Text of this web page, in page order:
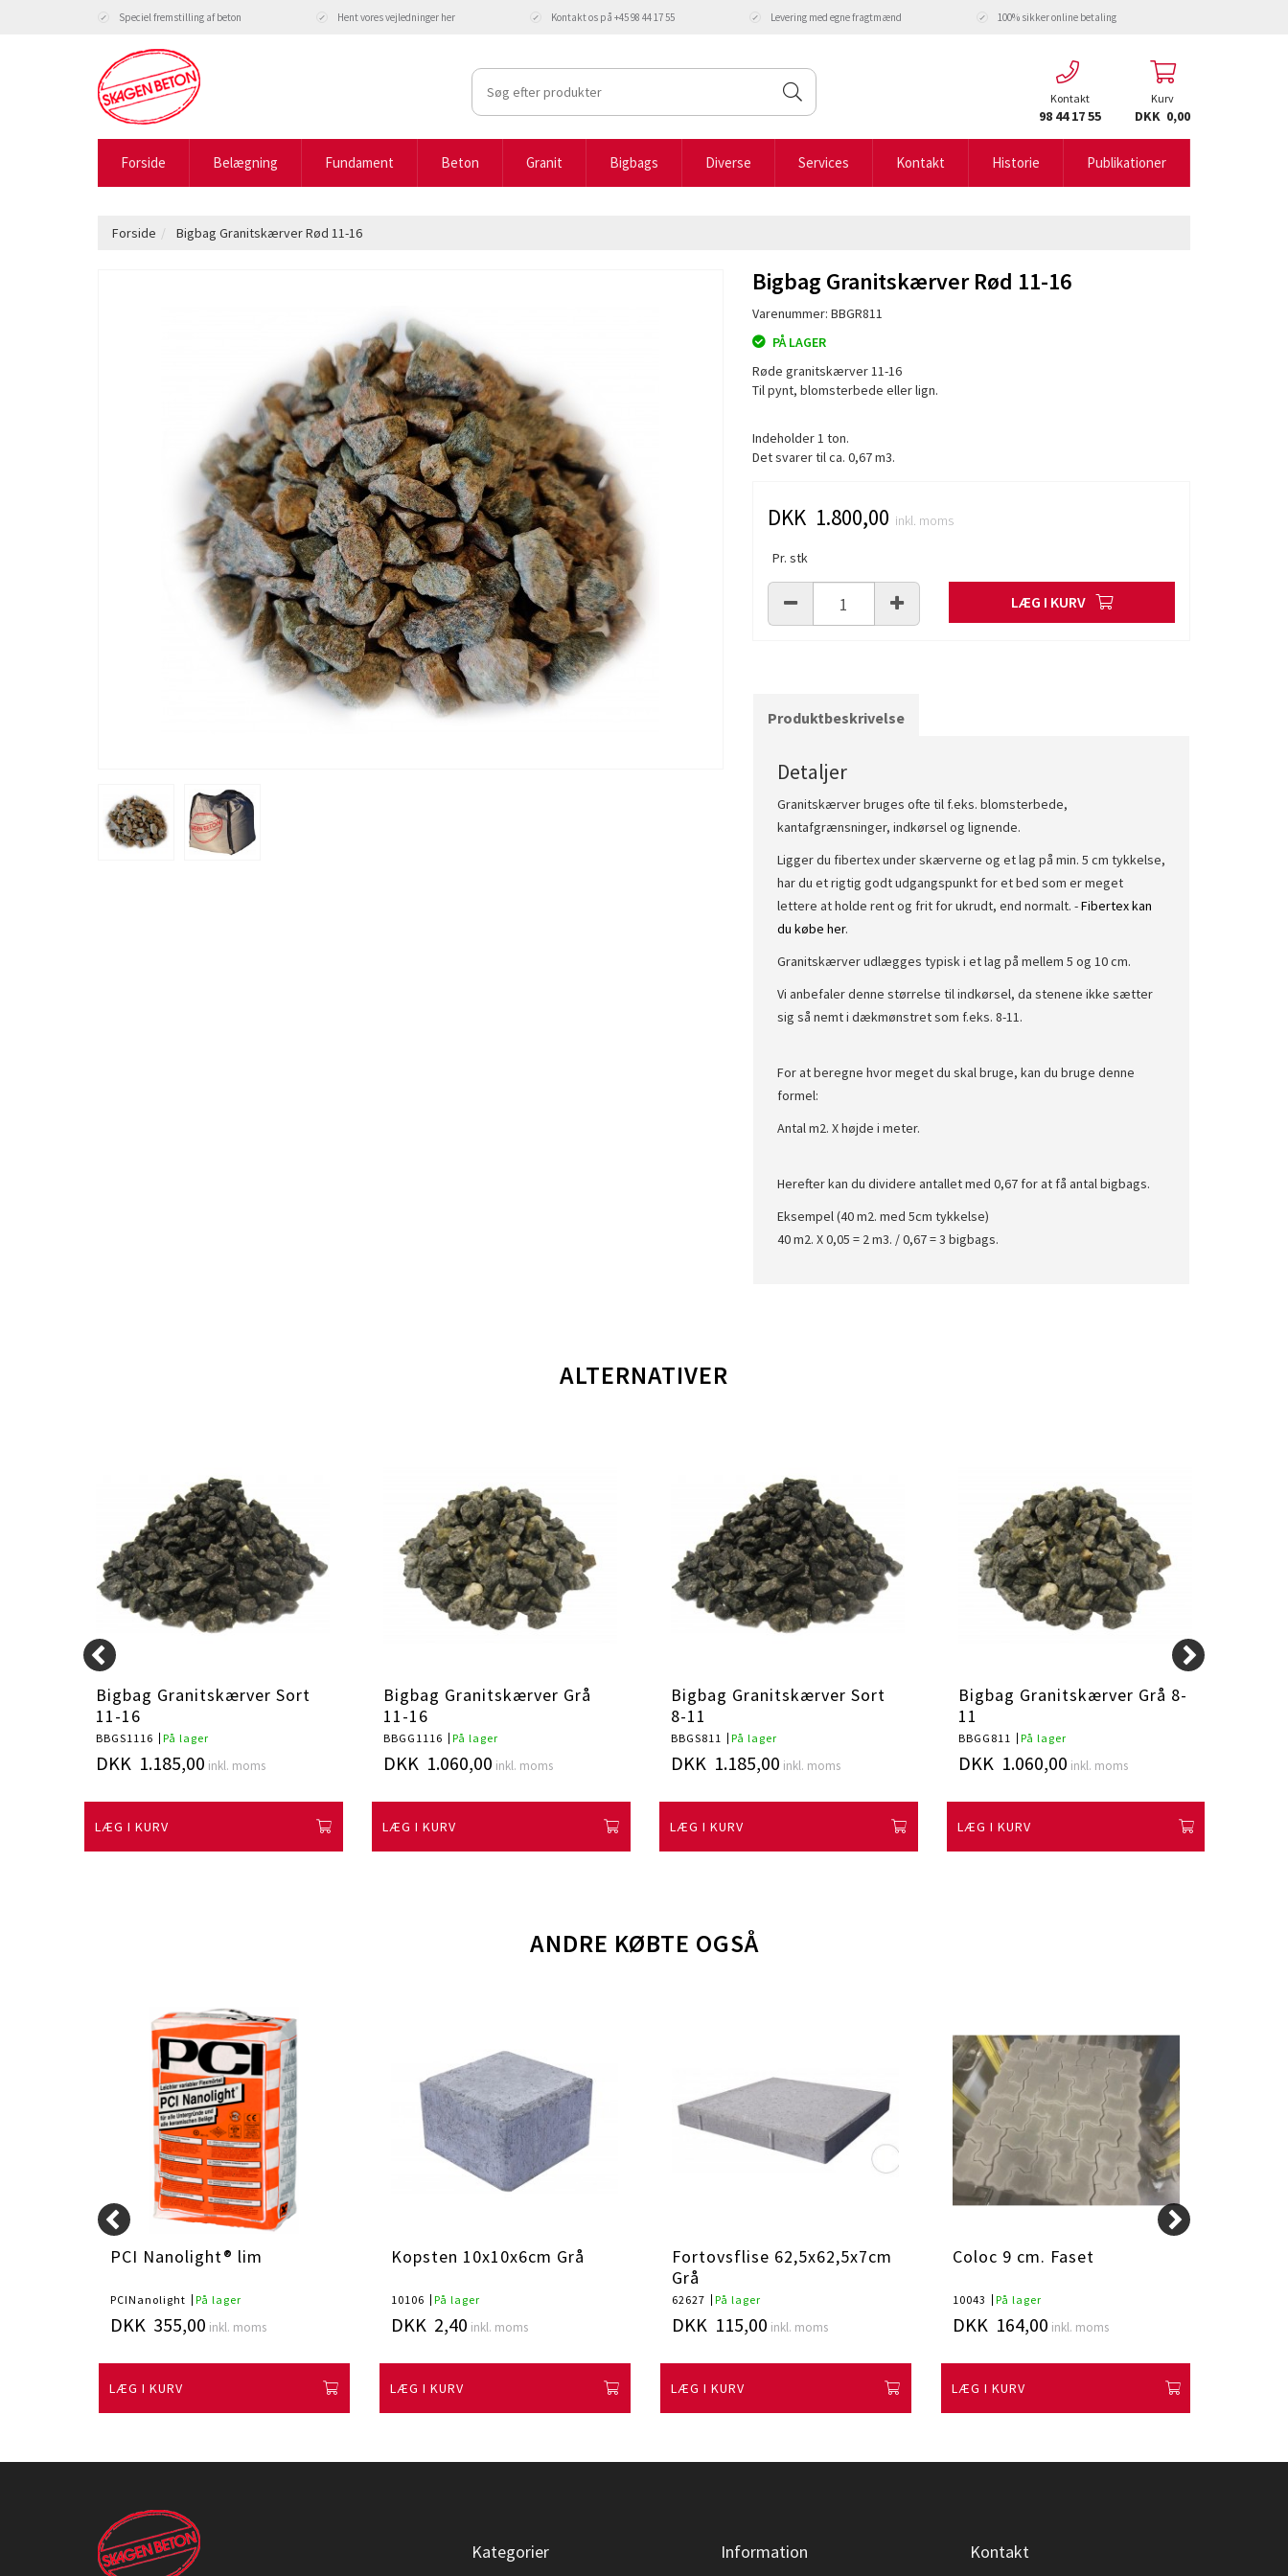
Speciel fremstilling af beton Hent vores vejledninger her Kontakt os på +45 98 44 17 55 Levering med egne fragtmænd 100% sikker online betaling
Kontakt
98 44 17 55
Kurv
DKK 0,00
Forside Belægning Fundament Beton Granit Bigbags Diverse Services Kontakt Historie Publikationer
Forside Bigbag Granitskærver Rød 11-16
Bigbag Granitskærver Rød 11-16
Varenummer: BBGR811
PÅ LAGER
Røde granitskærver 11-16
Til pynt, blomsterbede eller lign.
Indeholder 1 ton.
Det svarer til ca. 0,67 m3.
DKK 1.800,00 inkl. moms
Pr. stk
LÆG I KURV
Produktbeskrivelse
Detaljer
Granitskærver bruges ofte til f.eks. blomsterbede,
kantafgrænsninger, indkørsel og lignende.
Ligger du fibertex under skærverne og et lag på min. 5 cm tykkelse,
har du et rigtig godt udgangspunkt for et bed som er meget
lettere at holde rent og frit for ukrudt, end normalt. -Fibertex kan
du købe her.
Granitskærver udlægges typisk i et lag på mellem 5 og 10 cm.
Vi anbefaler denne størrelse til indkørsel, da stenene ikke sætter
sig så nemt i dækmønstret som f.eks. 8-11.
For at beregne hvor meget du skal bruge, kan du bruge denne
formel:
Antal m2. X højde i meter.
Herefter kan du dividere antallet med 0,67 for at få antal bigbags.
Eksempel (40 m2. med 5cm tykkelse)
40 m2. X 0,05 = 2 m3. / 0,67 = 3 bigbags.
ALTERNATIVER
Bigbag Granitskærver Sort
11-16
BBGS1116 På lager
DKK 1.185,00 inkl. moms
LÆG I KURV
Bigbag Granitskærver Grå
11-16
BBGG1116 På lager
DKK 1.060,00 inkl. moms
LÆG I KURV
Bigbag Granitskærver Sort
8-11
BBGS811 På lager
DKK 1.185,00 inkl. moms
LÆG I KURV
Bigbag Granitskærver Grå 8-
11
BBGG811 På lager
DKK 1.060,00 inkl. moms
LÆG I KURV
ANDRE KØBTE OGSÅ
PCI Nanolight® lim
PCINanolight På lager
DKK 355,00 inkl. moms
LÆG I KURV
Kopsten 10x10x6cm Grå
10106 På lager
DKK 2,40 inkl. moms
LÆG I KURV
Fortovsflise 62,5x62,5x7cm
Grå
62627 På lager
DKK 115,00 inkl. moms
LÆG I KURV
Coloc 9 cm. Faset
10043 På lager
DKK 164,00 inkl. moms
LÆG I KURV
Kategorier Information Kontakt